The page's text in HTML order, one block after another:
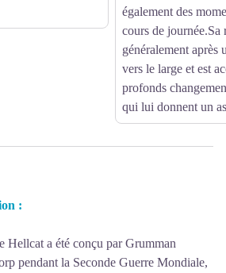
également des
cours de
généralement après
vers le large et est
profonds
qui lui donnent un
:
Hellcat a été conçu par Grumman
pendant la Seconde Guerre Mondiale,